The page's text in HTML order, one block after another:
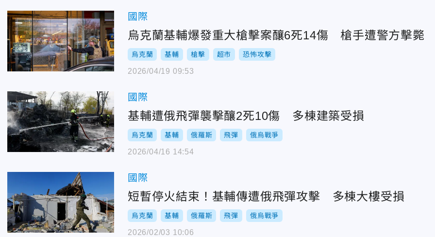
國際
烏克蘭基輔爆發重大槍擊案釀6死14傷 槍手遭警方擊斃
烏克蘭 基輔 槍擊 超市 恐怖攻擊
2026/04/19 09:53
國際
基輔遭俄飛彈襲擊釀2死10傷 多棟建築受損
烏克蘭 基輔 俄羅斯 飛彈 俄烏戰爭
2026/04/16 14:54
國際
短暫停火結束！基輔傳遭俄飛彈攻擊 多棟大樓受損
烏克蘭 基輔 俄羅斯 飛彈 俄烏戰爭
2026/02/03 10:06